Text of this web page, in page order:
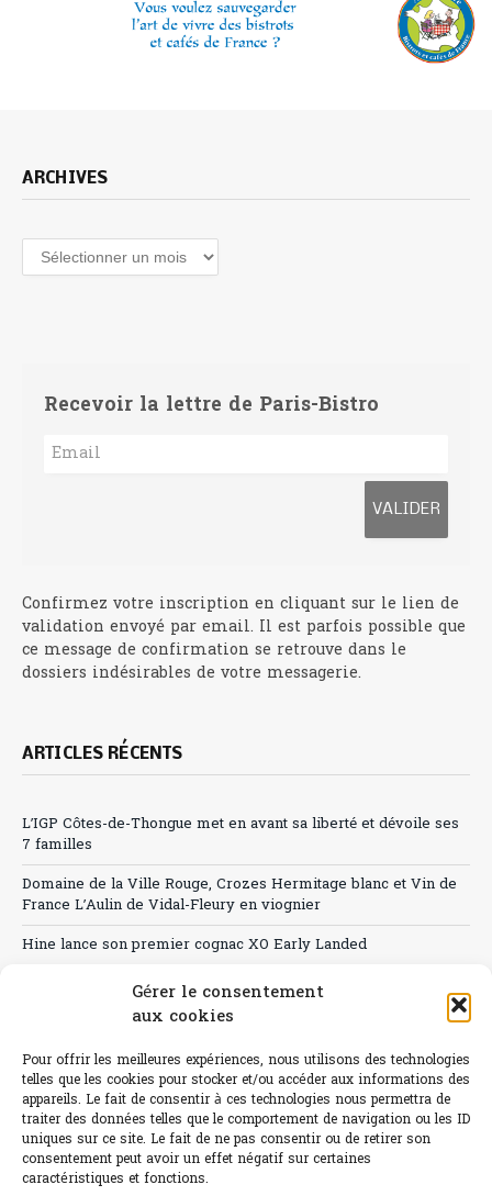
Gérer le consentement
aux cookies
Pour offrir les meilleures expériences, nous utilisons des technologies
telles que les cookies pour stocker et/ou accéder aux informations des
appareils. Le fait de consentir à ces technologies nous permettra de
traiter des données telles que le comportement de navigation ou les ID
uniques sur ce site. Le fait de ne pas consentir ou de retirer son
consentement peut avoir un effet négatif sur certaines
caractéristiques et fonctions.
ARCHIVES
Archives
Recevoir la lettre de Paris-Bistro
Confirmez votre inscription en cliquant sur le lien de
validation envoyé par email. Il est parfois possible que
ce message de confirmation se retrouve dans le
dossiers indésirables de votre messagerie.
ARTICLES RÉCENTS
L’IGP Côtes-de-Thongue met en avant sa liberté et dévoile ses
7 familles
Domaine de la Ville Rouge, Crozes Hermitage blanc et Vin de
France L’Aulin de Vidal-Fleury en viognier
Hine lance son premier cognac XO Early Landed
Canicule : A quand le CHR à « l’heure espagnole » ?
Sélection de rosés 2026
L'abus d'alcool est dangereux pour la santé.